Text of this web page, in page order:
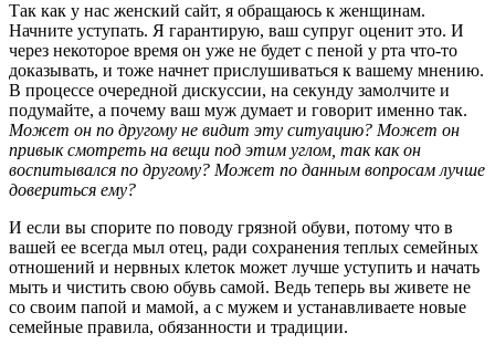
Так как у нас женский сайт, я обращаюсь к женщинам.
Начните уступать. Я гарантирую, ваш супруг оценит это. И
через некоторое время он уже не будет с пеной у рта что-то
доказывать, и тоже начнет прислушиваться к вашему мнению.
В процессе очередной дискуссии, на секунду замолчите и
подумайте, а почему ваш муж думает и говорит именно так.
Может он по другому не видит эту ситуацию? Может он
привык смотреть на вещи под этим углом, так как он
воспитывался по другому? Может по данным вопросам лучше
довериться ему?
И если вы спорите по поводу грязной обуви, потому что в
вашей ее всегда мыл отец, ради сохранения теплых семейных
отношений и нервных клеток может лучше уступить и начать
мыть и чистить свою обувь самой. Ведь теперь вы живете не
со своим папой и мамой, а с мужем и устанавливаете новые
семейные правила, обязанности и традиции.